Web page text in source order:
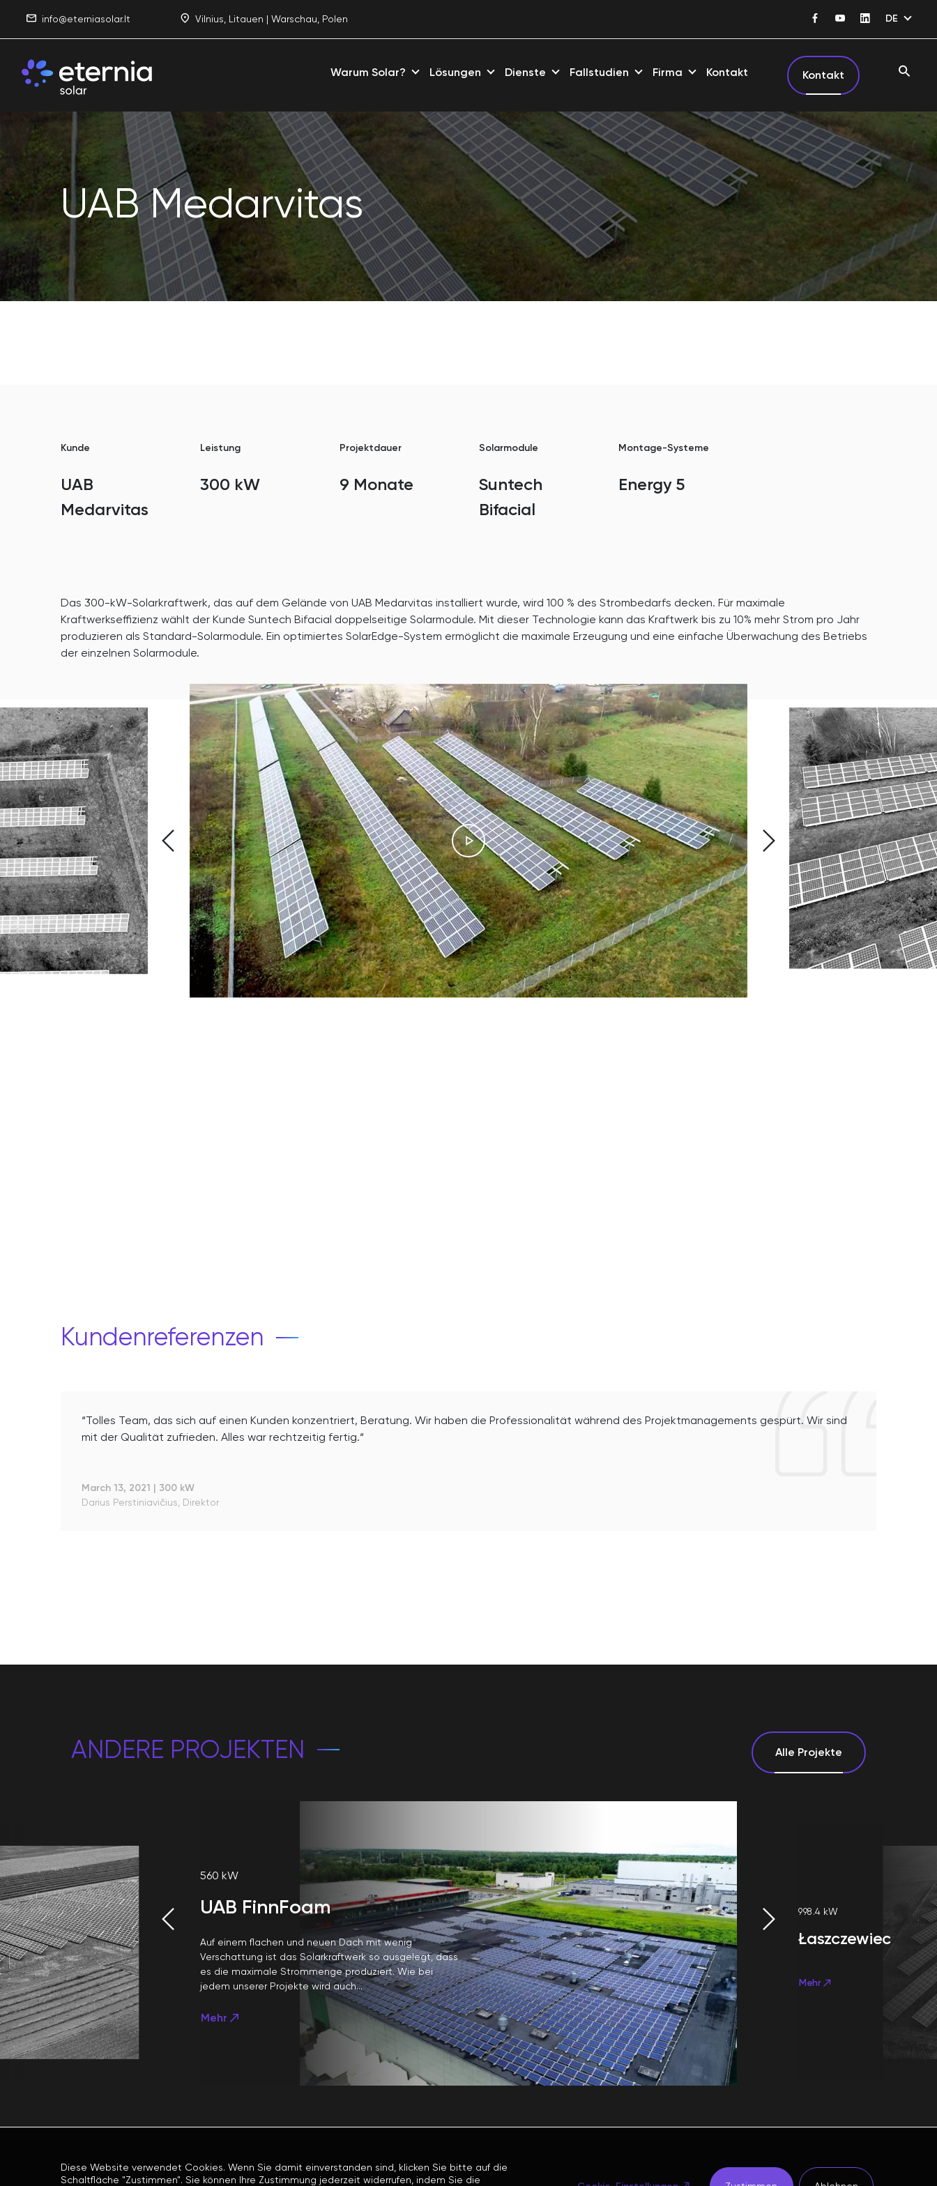
info@eterniasolar.lt Vilnius, Litauen | Warschau, Polen DE
Warum Solar? Lösungen Dienste Fallstudien Firma Kontakt Kontakt
UAB Medarvitas
Kunde
UAB
Medarvitas
Leistung
300 kW
Projektdauer
9 Monate
Solarmodule
Suntech
Bifacial
Montage-Systeme
Energy 5
Das 300-kW-Solarkraftwerk, das auf dem Gelände von UAB Medarvitas installiert wurde, wird 100 % des Strombedarfs decken. Für maximale
Kraftwerkseffizienz wählt der Kunde Suntech Bifacial doppelseitige Solarmodule. Mit dieser Technologie kann das Kraftwerk bis zu 10% mehr Strom pro Jahr
produzieren als Standard-Solarmodule. Ein optimiertes SolarEdge-System ermöglicht die maximale Erzeugung und eine einfache Überwachung des Betriebs
der einzelnen Solarmodule.
Kundenreferenzen
“Tolles Team, das sich auf einen Kunden konzentriert, Beratung. Wir haben die Professionalität während des Projektmanagements gespürt. Wir sind
mit der Qualität zufrieden. Alles war rechtzeitig fertig.“
March 13, 2021 | 300 kW
Darius Perstiniavičius, Direktor
ANDERE PROJEKTEN Alle Projekte
560 kW
UAB FinnFoam
Auf einem flachen und neuen Dach mit wenig
Verschattung ist das Solarkraftwerk so ausgelegt, dass
es die maximale Strommenge produziert. Wie bei
jedem unserer Projekte wird auch...
Mehr
998.4 kW
Łaszczewiec
Mehr
Diese Website verwendet Cookies. Wenn Sie damit einverstanden sind, klicken Sie bitte auf die
Schaltfläche "Zustimmen". Sie können Ihre Zustimmung jederzeit widerrufen, indem Sie die